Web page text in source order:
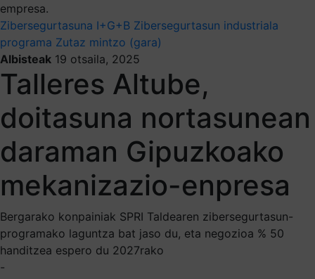
empresa.
Zibersegurtasuna I+G+B Zibersegurtasun industriala
programa Zutaz mintzo (gara)
Albisteak 19 otsaila, 2025
Talleres Altube,
doitasuna nortasunean
daraman Gipuzkoako
mekanizazio-enpresa
Bergarako konpainiak SPRI Taldearen zibersegurtasun-
programako laguntza bat jaso du, eta negozioa % 50
handitzea espero du 2027rako
-